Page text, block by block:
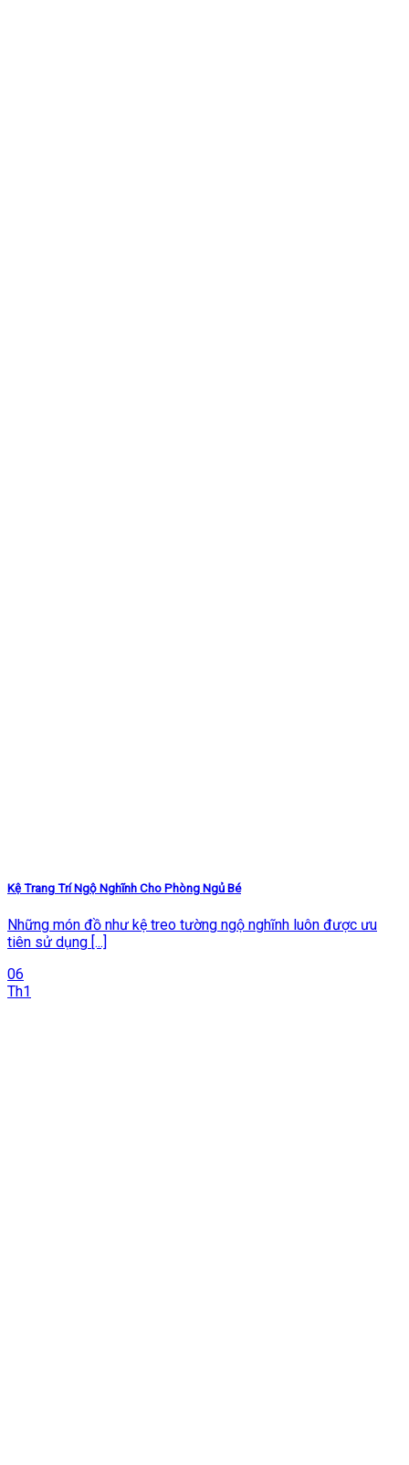
Kệ Trang Trí Ngộ Nghĩnh Cho Phòng Ngủ Bé
Những món đồ như kệ treo tường ngộ nghĩnh luôn được ưu
tiên sử dụng [...]
06
Th1